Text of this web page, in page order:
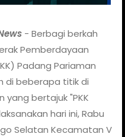
- Berbagi berkah
Pemberdayaan
Padang Pariaman
di beberapa titik di
yang bertajuk "PKK
hari ini, Rabu
Selatan Kecamatan V